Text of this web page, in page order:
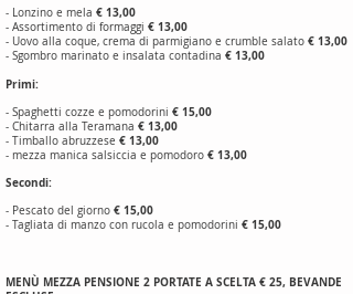
- Lonzino e mela € 13,00
- Assortimento di formaggi € 13,00
- Uovo alla coque, crema di parmigiano e crumble salato € 13,00
- Sgombro marinato e insalata contadina € 13,00
Primi:
- Spaghetti cozze e pomodorini € 15,00
- Chitarra alla Teramana € 13,00
- Timballo abruzzese € 13,00
- mezza manica salsiccia e pomodoro € 13,00
Secondi:
- Pescato del giorno € 15,00
- Tagliata di manzo con rucola e pomodorini € 15,00
MENÙ MEZZA PENSIONE 2 PORTATE A SCELTA € 25, BEVANDE